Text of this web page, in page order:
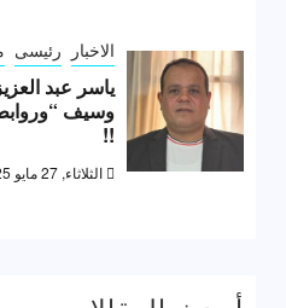
الاخبار رئيسى
ياسر عبد
وسيف
!!
الثلاثاء, 27 مايو 2025, 11:00 م